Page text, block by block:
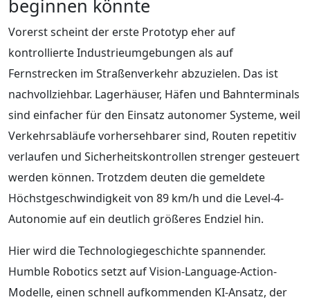
beginnen könnte
Vorerst scheint der erste Prototyp eher auf
kontrollierte Industrieumgebungen als auf
Fernstrecken im Straßenverkehr abzuzielen. Das ist
nachvollziehbar. Lagerhäuser, Häfen und Bahnterminals
sind einfacher für den Einsatz autonomer Systeme, weil
Verkehrsabläufe vorhersehbarer sind, Routen repetitiv
verlaufen und Sicherheitskontrollen strenger gesteuert
werden können. Trotzdem deuten die gemeldete
Höchstgeschwindigkeit von 89 km/h und die Level-4-
Autonomie auf ein deutlich größeres Endziel hin.
Hier wird die Technologiegeschichte spannender.
Humble Robotics setzt auf Vision-Language-Action-
Modelle, einen schnell aufkommenden KI-Ansatz, der